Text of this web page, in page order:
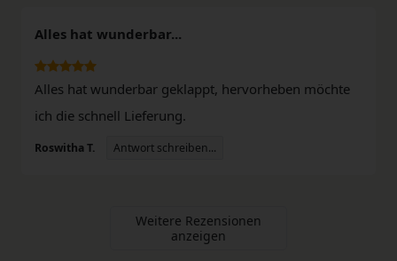
Alles hat wunderbar...
Alles hat wunderbar geklappt, hervorheben möchte
ich die schnell Lieferung.
Roswitha T. Antwort schreiben...
Weitere Rezensionen
anzeigen